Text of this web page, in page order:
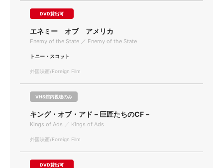
DVD貸出可
エネミー オブ アメリカ
Enemy of the State ／ Enemy of the State
トニー・スコット
外国映画/Foreign Film
VHS館内視聴のみ
キング・オブ・アド－巨匠たちのCF－
Kings of Ads ／ Kings of Ads
外国映画/Foreign Film
DVD貸出可